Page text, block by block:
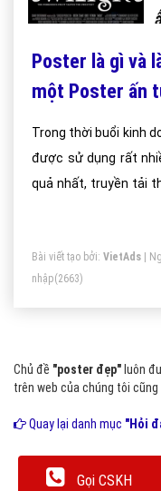
Poster là gì và
một Poster ấn
Trong thời buổi kinh
được sử dụng rất
quả nhất, truyền tải
hàng tiềm năng
Bài viết tạo bởi: VietAds |
nhập(2663)
Chủ đề "poster đẹp" luôn
trên web của chúng tôi cũng
Quay lại danh mục "Hỏi
Gọi CSKH